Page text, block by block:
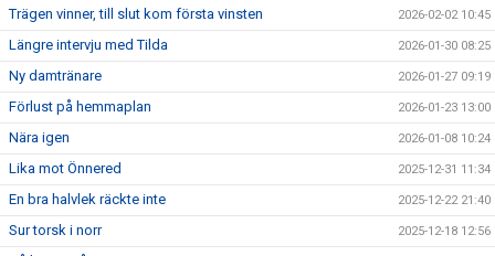
Trägen vinner, till slut kom första vinsten 2026-02-02 10:45
Längre intervju med Tilda 2026-01-30 08:25
Ny damtränare 2026-01-27 09:19
Förlust på hemmaplan 2026-01-23 13:00
Nära igen 2026-01-08 10:24
Lika mot Önnered 2025-12-31 11:34
En bra halvlek räckte inte 2025-12-22 21:40
Sur torsk i norr 2025-12-18 12:56